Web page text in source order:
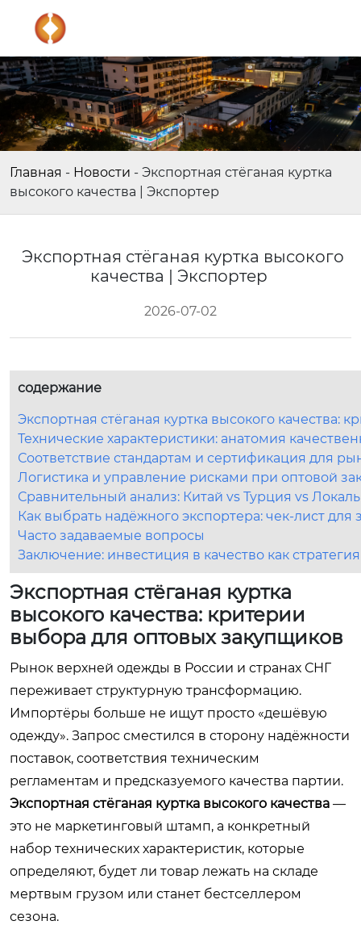
Главная - Новости - Экспортная стёганая куртка
высокого качества | Экспортер
Экспортная стёганая куртка высокого
качества | Экспортер
2026-07-02
содержание
Экспортная стёганая куртка высокого качества:
Технические характеристики: анатомия
Соответствие стандартам и сертификация для
Логистика и управление рисками при оптовой
Сравнительный анализ: Китай vs Турция vs
Как выбрать надёжного экспортера: чек-лист для
Часто задаваемые вопросы
Заключение: инвестиция в качество как
Экспортная стёганая куртка
высокого качества: критерии
выбора для оптовых закупщиков
Рынок верхней одежды в России и странах СНГ
переживает структурную трансформацию.
Импортёры больше не ищут просто «дешёвую
одежду». Запрос сместился в сторону надёжности
поставок, соответствия техническим
регламентам и предсказуемого качества партии.
Экспортная стёганая куртка высокого качества —
это не маркетинговый штамп, а конкретный
набор технических характеристик, которые
определяют, будет ли товар лежать на складе
мертвым грузом или станет бестселлером
сезона.